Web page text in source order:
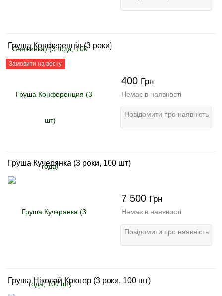
Груша Конференція (3 роки)
Замовити на весну
400 Грн
Немає в наявності
Повідомити про наявність
Груша Кучерянка (3 роки, 100 шт)
7 500 Грн
Немає в наявності
Повідомити про наявність
Груша Ніколай Крюгер (3 роки, 100 шт)